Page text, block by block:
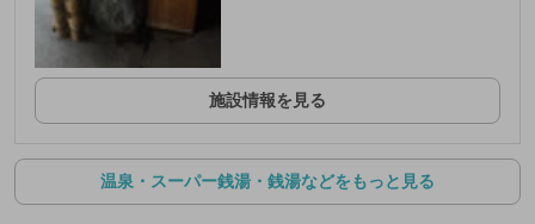
施設情報を見る
温泉・スーパー銭湯・銭湯などをもっと見る